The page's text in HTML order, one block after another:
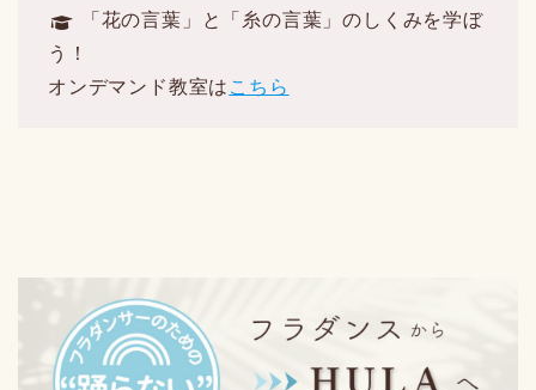
「花の言葉」と「糸の言葉」のしくみを学ぼ
う！
オンデマンド教室は こちら